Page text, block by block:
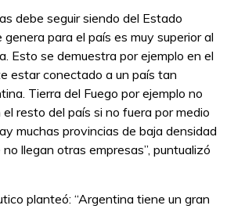
debe seguir siendo del Estado
genera para el país es muy superior al
Esto se demuestra por ejemplo en el
estar conectado a un país tan
Tierra del Fuego por ejemplo no
resto del país si no fuera por medio
muchas provincias de baja densidad
llegan otras empresas”, puntualizó
planteó: “Argentina tiene un gran